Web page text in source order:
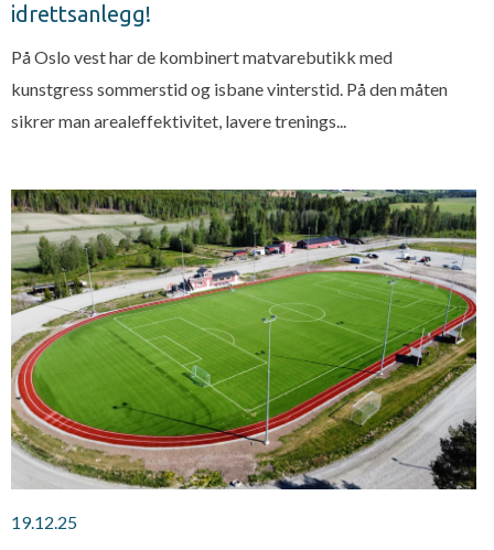
idrettsanlegg!
På Oslo vest har de kombinert matvarebutikk med
kunstgress sommerstid og isbane vinterstid. På den måten
sikrer man arealeffektivitet, lavere trenings...
19.12.25